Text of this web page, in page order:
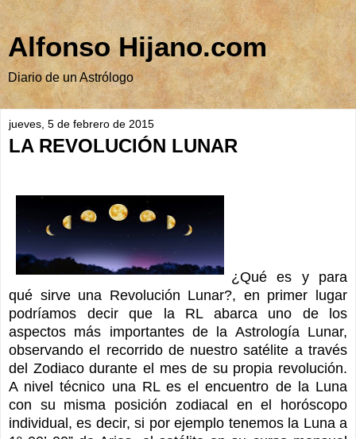
Alfonso Hijano.com
Diario de un Astrólogo
jueves, 5 de febrero de 2015
LA REVOLUCIÓN LUNAR
¿Qué es y para
qué sirve una Revolución Lunar?, en primer lugar
podríamos decir que la RL abarca uno de los
aspectos más importantes de la Astrología Lunar,
observando el recorrido de nuestro satélite a través
del Zodiaco durante el mes de su propia revolución.
A nivel técnico una RL es el encuentro de la Luna
con su misma posición zodiacal en el horóscopo
individual, es decir, si por ejemplo tenemos la Luna a